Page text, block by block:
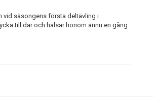
vid säsongens första deltävling i
till där och hälsar honom ännu en gång